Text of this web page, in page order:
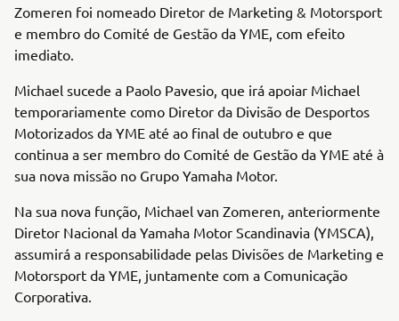
Zomeren foi nomeado Diretor de Marketing & Motorsport
e membro do Comité de Gestão da YME, com efeito
imediato.
Michael sucede a Paolo Pavesio, que irá apoiar Michael
temporariamente como Diretor da Divisão de Desportos
Motorizados da YME até ao final de outubro e que
continua a ser membro do Comité de Gestão da YME até à
sua nova missão no Grupo Yamaha Motor.
Na sua nova função, Michael van Zomeren, anteriormente
Diretor Nacional da Yamaha Motor Scandinavia (YMSCA),
assumirá a responsabilidade pelas Divisões de Marketing e
Motorsport da YME, juntamente com a Comunicação
Corporativa.